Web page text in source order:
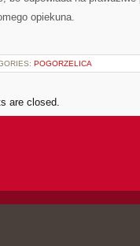
opiekuna.
POGORZELICA
are closed.